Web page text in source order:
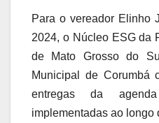
Para o vereador Elinho
2024, o Núcleo ESG da
de Mato Grosso do
Municipal de Corumbá
entregas da
implementadas ao longo